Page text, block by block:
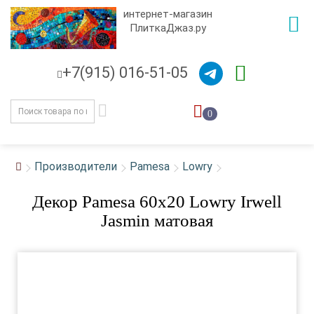
интернет-магазин
ПлиткаДжаз.ру
+7(915) 016-51-05
0
Производители Pamesa Lowry
Декор Pamesa 60x20 Lowry Irwell
Jasmin матовая